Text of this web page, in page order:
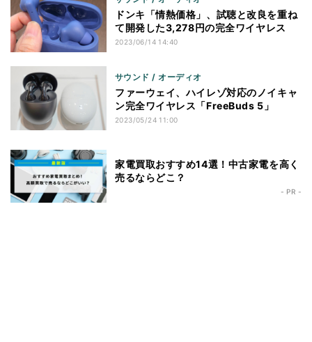
ドンキ「情熱価格」、試聴と改良を重ね
て開発した3,278円の完全ワイヤレス
2023/06/14 14:40
サウンド / オーディオ
ファーウェイ、ハイレゾ対応のノイキャ
ン完全ワイヤレス「FreeBuds 5」
2023/05/24 11:00
家電買取おすすめ14選！中古家電を高く
売るならどこ？
- PR -